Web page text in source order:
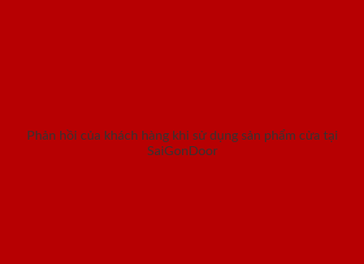
Phản hồi của khách hàng khi sử dụng sản phẩm cửa tại
SaiGonDoor